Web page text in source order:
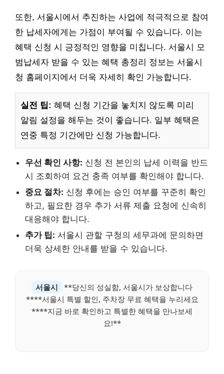
또한, 서울시에서 추진하는 사업에 적극적으로 참여
한 납세자에게는 가점이 부여될 수 있습니다. 이는
혜택 신청 시 긍정적인 영향을 미칩니다. 서울시 모
범납세자 받을 수 있는 혜택 총정리 정보는 서울시
청 홈페이지에서 더욱 자세히 확인 가능합니다.
실전 팁: 혜택 신청 기간을 놓치지 않도록 미리
알림 설정을 해두는 것이 좋습니다. 일부 혜택은
연중 특정 기간에만 신청 가능합니다.
우선 확인 사항: 신청 전 본인의 납세 이력을 반드
시 조회하여 요건 충족 여부를 확인해야 합니다.
중요 절차: 신청 후에는 승인 여부를 꾸준히 확인
하고, 필요한 경우 추가 서류 제출 요청에 신속히
대응해야 합니다.
추가 팁: 서울시 관할 구청의 세무과에 문의하면
더욱 상세한 안내를 받을 수 있습니다.
서울시
**당신의 성실함, 서울시가 보상합니다
****서울시 특별 할인, 주차장 무료 혜택을 누리세요
****지금 바로 확인하고 특별한 혜택을 만나보세
요!**